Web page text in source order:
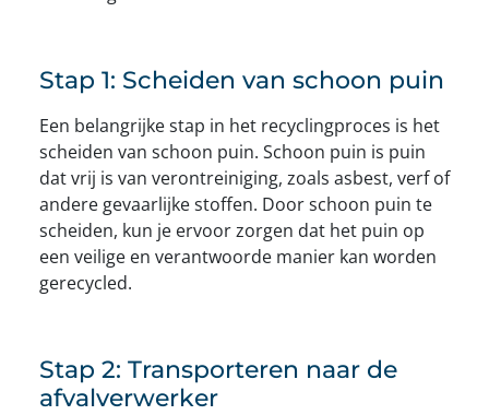
Stap 1: Scheiden van schoon puin
Een belangrijke stap in het recyclingproces is het
scheiden van schoon puin. Schoon puin is puin
dat vrij is van verontreiniging, zoals asbest, verf of
andere gevaarlijke stoffen. Door schoon puin te
scheiden, kun je ervoor zorgen dat het puin op
een veilige en verantwoorde manier kan worden
gerecycled.
Stap 2: Transporteren naar de
afvalverwerker